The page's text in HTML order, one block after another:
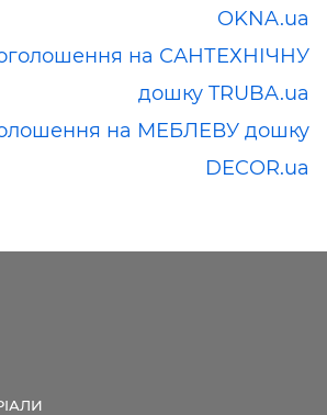
OKNA.ua
на САНТЕХНІЧНУ
дошку TRUBA.ua
на МЕБЛЕВУ дошку
DECOR.ua